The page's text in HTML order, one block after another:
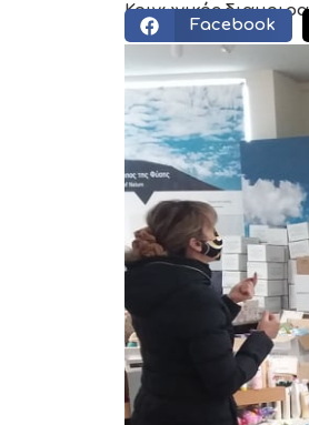
Κοινωνικός
Facebook